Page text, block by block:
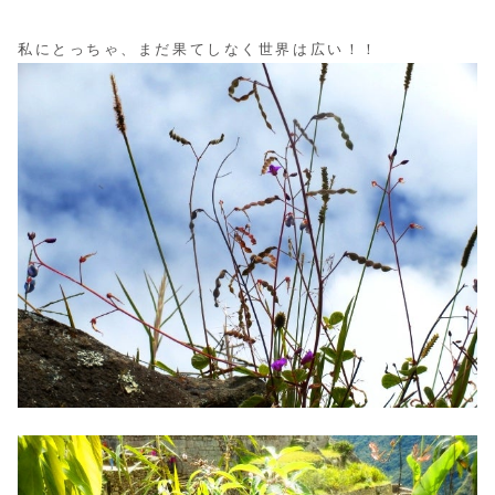
私にとっちゃ、まだ果てしなく世界は広い！！